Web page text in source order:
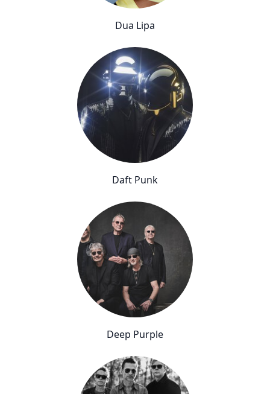
Dua Lipa
Daft Punk
Deep Purple